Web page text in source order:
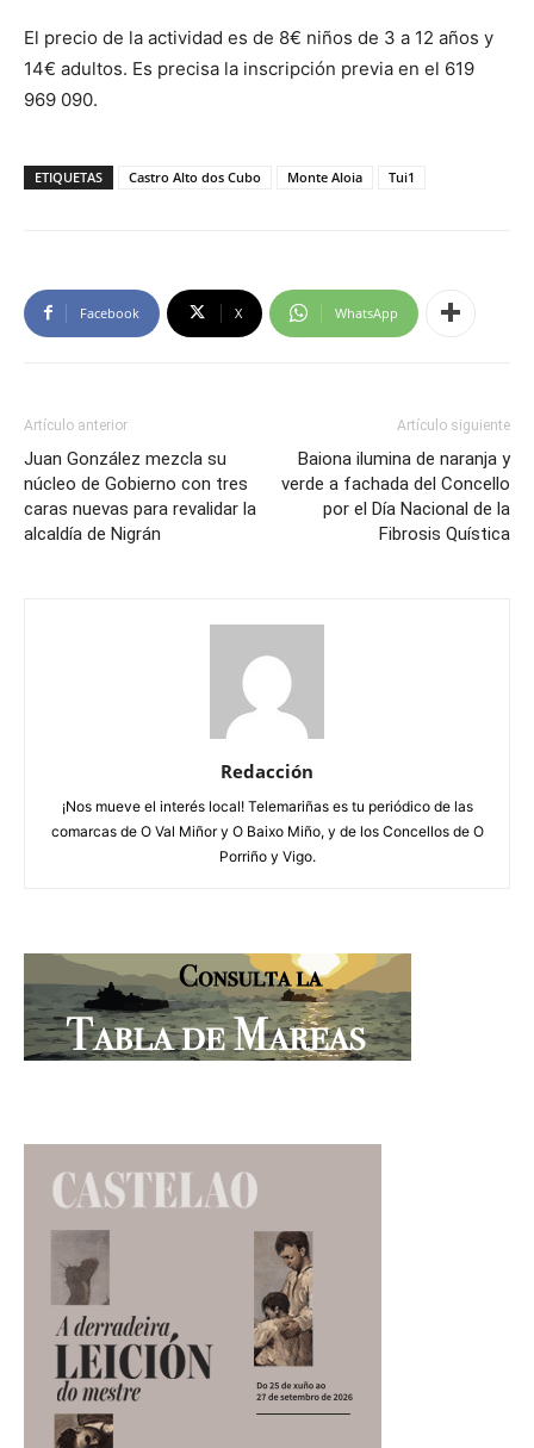
El precio de la actividad es de 8€ niños de 3 a 12 años y
14€ adultos. Es precisa la inscripción previa en el 619
969 090.
ETIQUETAS Castro Alto dos Cubo Monte Aloia Tui1
Facebook X WhatsApp
Artículo anterior
Juan González mezcla su
núcleo de Gobierno con tres
caras nuevas para revalidar la
alcaldía de Nigrán
Artículo siguiente
Baiona ilumina de naranja y
verde a fachada del Concello
por el Día Nacional de la
Fibrosis Quística
Redacción
¡Nos mueve el interés local! Telemariñas es tu periódico de las
comarcas de O Val Miñor y O Baixo Miño, y de los Concellos de O
Porriño y Vigo.